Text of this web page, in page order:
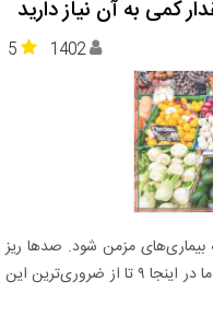
5 1402
بیماری‌های مزمن شود. صدها ریز
مغذی وجود دارد که بدن به آن‌ها نیاز دارد اما در اینجا ۹ تا از ضروری‌ترین این